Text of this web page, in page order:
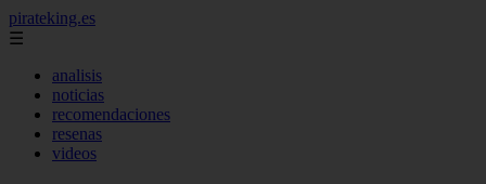
pirateking.es
☰
analisis
noticias
recomendaciones
resenas
videos